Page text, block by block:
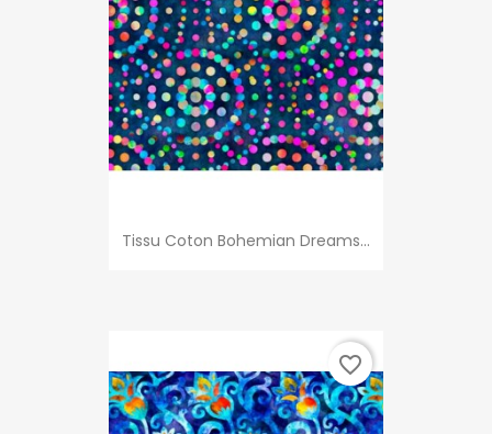
Tissu Coton Bohemian Dreams...
favorite_border